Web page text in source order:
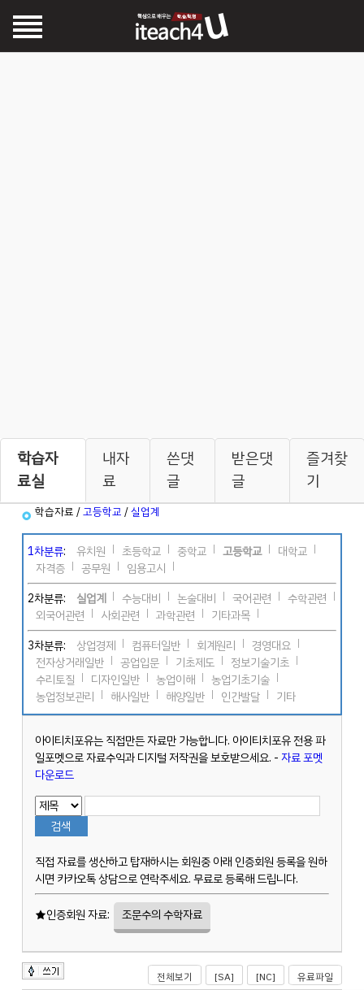
학습자
료실
내자
료
쓴댓
글
받은댓
글
즐겨찾
기
학습자료 /고등학교 /실업계
1차분류: 유치원 초등학교 중학교 고등학교
대학교
자격증
공무원
임용고시
2차분류:
실업계 수능대비 논술대비 국어관련
수학관련
외국어관련
사회관련 과학관련
기타과목
3차분류:
상업경제 컴퓨터일반 회계원리
경영대요
전자상거래일반
공업입문 기초제도
정보기술기초
수리토질
디자인일반 농업이해
농업기초기술
농업정보관리
해사일반 해양일반 인간발달 기타
아이티치포유는 직접만든 자료만 가능합니다. 아이티치포유 전용 파
일포멧으로 자료수익과 디지털 저작권을 보호받으세요. -자료 포멧
다운로드
직접 자료를 생산하고 탑재하시는 회원중 아래 인증회원 등록을 원하
시면 카카오톡 상담으로 연락주세요. 무료로 등록해 드립니다.
★인증회원 자료: 조문수의 수학자료
전체보기 [SA] [NC] 유료파일